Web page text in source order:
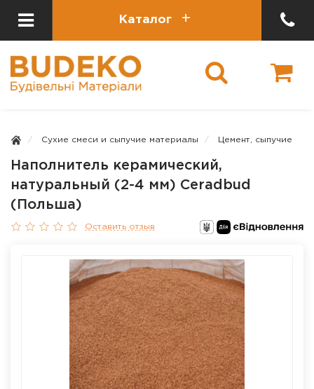
Каталог
Сухие смеси и сыпучие материалы Цемент, сыпучие
Наполнитель керамический,
натуральный (2-4 мм) Ceradbud
(Польша)
Оставить отзыв